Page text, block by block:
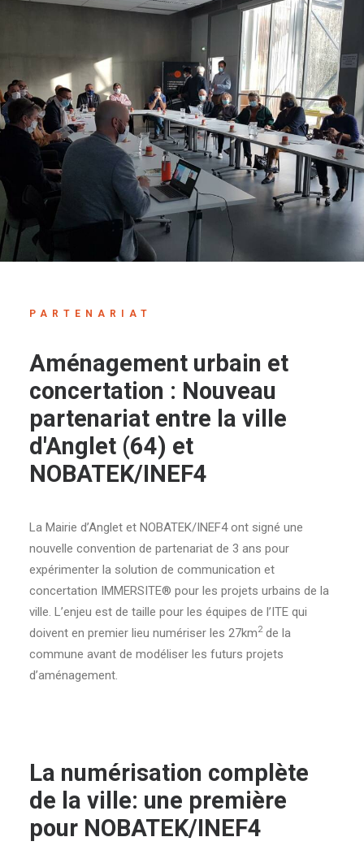
PARTENARIAT
Aménagement urbain et
concertation : Nouveau
partenariat entre la ville
d'Anglet (64) et
NOBATEK/INEF4
La Mairie d’Anglet et NOBATEK/INEF4 ont signé une
nouvelle convention de partenariat de 3 ans pour
expérimenter la solution de communication et
concertation IMMERSITE® pour les projets urbains de la
ville. L’enjeu est de taille pour les équipes de l’ITE qui
doivent en premier lieu numériser les 27km2de la
commune avant de modéliser les futurs projets
d’aménagement.
La numérisation complète
de la ville: une première
pour NOBATEK/INEF4